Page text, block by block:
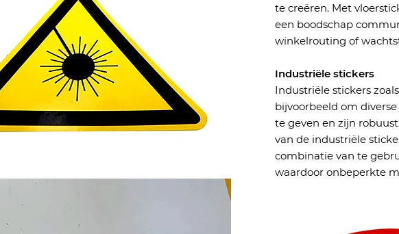
te creëren. Met
een boodschap
winkelrouting of
Industriële stickers
Industriële stickers
bijvoorbeeld om
te geven en zijn
van de industriële
combinatie van te
waardoor onbeperkte